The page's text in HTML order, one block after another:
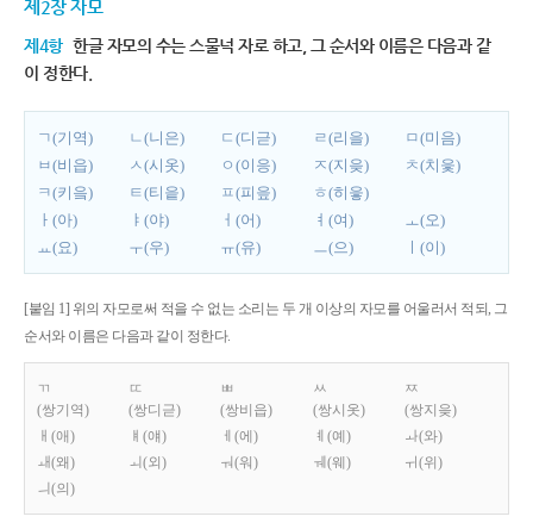
제2장 자모
제4항 한글 자모의 수는 스물넉 자로 하고, 그 순서와 이름은 다음과 같
이 정한다.
ㄱ(기역) ㄴ(니은) ㄷ(디귿) ㄹ(리을)
ㅁ(미음)
ㅂ(비읍)
ㅅ(시옷) ㅇ(이응) ㅈ(지읒)
ㅊ(치읓)
ㅋ(키읔)
ㅌ(티읕) ㅍ(피읖)
ㅎ(히읗)
ㅏ(아)
ㅑ(야) ㅓ(어) ㅕ(여)
ㅗ(오)
ㅛ(요)
ㅜ(우) ㅠ(유) ㅡ(으) ㅣ(이)
[붙임 1] 위의 자모로써 적을 수 없는 소리는 두 개 이상의 자모를 어울러서 적되, 그
순서와 이름은 다음과 같이 정한다.
ㄲ
(쌍기역)
ㄸ
(쌍디귿)
ㅃ
(쌍비읍)
ㅆ
(쌍시옷)
ㅉ
(쌍지읒)
ㅐ(애)
ㅒ(얘) ㅔ(에) ㅖ(예)
ㅘ(와)
ㅙ(왜)
ㅚ(외) ㅝ(워) ㅞ(웨)
ㅟ(위)
ㅢ(의)